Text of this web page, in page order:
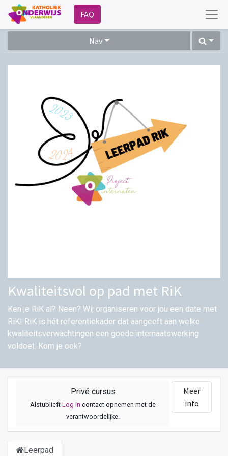
FAQ
Nav
Kwaliteitsvol op pad met RiK
Ken je RiK al? Neen? Wij organiseren voor jou een date met
RiK! RiK is hét referentiekader dat aangeeft aan welke
kwaliteitsverwachtingen een goede internaatswerking
voldoet. Kom je ook?
Privé cursus
AlstublieftLog in contact opnemen met de
verantwoordelijke.
Meer
info
Leerpad